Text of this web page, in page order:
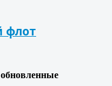
флот